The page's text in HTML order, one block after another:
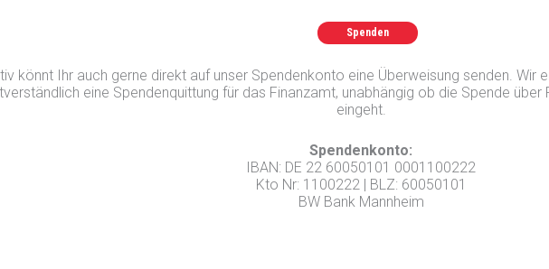
Spenden
könnt Ihr auch gerne direkt auf unser Spendenkonto eine Überweisung senden. Wir
eine Spendenquittung für das Finanzamt, unabhängig ob die Spende
eingeht.
Spendenkonto:
IBAN: DE 22 60050101 0001100222
Kto Nr: 1100222 | BLZ: 60050101
BW Bank Mannheim